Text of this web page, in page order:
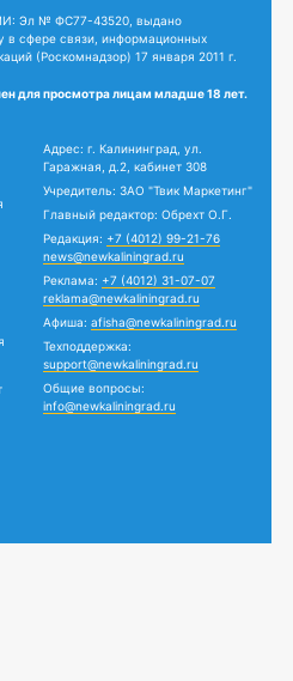
Эл № ФС77-43520, выдано
в сфере связи, информационных
(Роскомнадзор) 17 января 2011 г.
для просмотра лицам младше 18 лет.
Адрес: г. Калининград, ул.
Гаражная, д.2, кабинет 308
Учредитель: ЗАО "Твик Маркетинг"
Главный редактор: Обрехт О.Г.
Редакция: +7 (4012) 99-21-76
news@newkaliningrad.ru
Реклама: +7 (4012) 31-07-07
reklama@newkaliningrad.ru
Афиша: afisha@newkaliningrad.ru
Техподдержка:
support@newkaliningrad.ru
Общие вопросы:
info@newkaliningrad.ru